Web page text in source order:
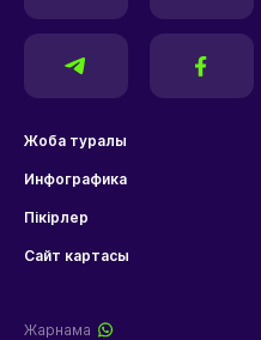
Жоба туралы
Инфографика
Пікірлер
Сайт картасы
Жарнама